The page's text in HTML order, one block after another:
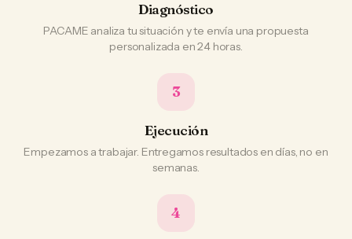
Diagnóstico
PACAME analiza tu situación y te envía una propuesta
personalizada en 24 horas.
3
Ejecución
Empezamos a trabajar. Entregamos resultados en días, no en
semanas.
4